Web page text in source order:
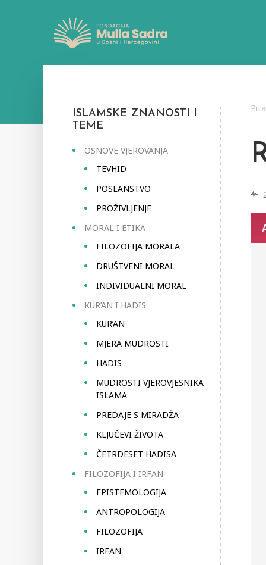
ISLAMSKE ZNANOSTI I
TEME
OSNOVE VJEROVANJA
TEVHID
POSLANSTVO
PROŽIVLJENJE
MORAL I ETIKA
FILOZOFIJA MORALA
DRUŠTVENI MORAL
INDIVIDUALNI MORAL
KUR’AN I HADIS
KUR’AN
MJERA MUDROSTI
HADIS
MUDROSTI VJEROVJESNIKA
ISLAMA
PREDAJE S MIRADŽA
KLJUČEVI ŽIVOTA
ČETRDESET HADISA
FILOZOFIJA I IRFAN
EPISTEMOLOGIJA
ANTROPOLOGIJA
FILOZOFIJA
IRFAN